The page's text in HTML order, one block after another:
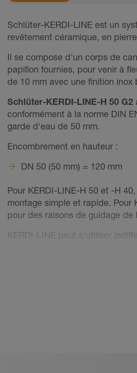
Schlüter-KERDI-LINE est un
revêtement céramique, en
Il se compose d'un corps de
papillon fournies, pour venir à
de 10 mm avec une finition
Schlüter-KERDI-LINE-H 50 G2
conformément à la norme DIN
garde d'eau de 50 mm.
Encombrement en hauteur :
DN 50 (50 mm) = 120 mm
Pour KERDI-LINE-H 50 et -H
montage simple et rapide. Pour
pour des raisons de guidage de
KERDI-LINE peut s'utiliser
de 50 cm à 180 cm (VOS =
La périphérie du caniveau est
panneaux Schlüter-KERDI-